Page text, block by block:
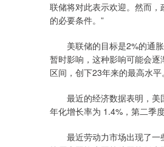
联储将对此表示欢迎。然而
的必要条件。”
美联储的目标是2%的通胀
暂时影响，这种影响可能会
区间，创下23年来的最高水平。
最近的经济数据表明，美
年化增长率为 1.4%，第二季
最近劳动力市场出现了一